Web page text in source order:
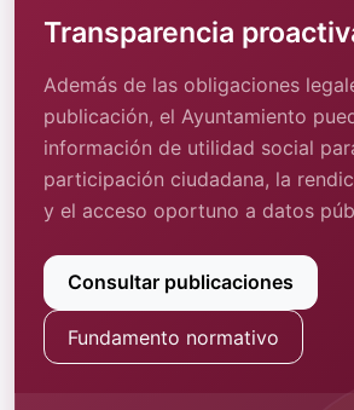
Transparencia
Además de las obligaciones
publicación, el Ayuntamiento
información de utilidad social
participación ciudadana, la
y el acceso oportuno a datos
Consultar publicaciones
Fundamento normativo